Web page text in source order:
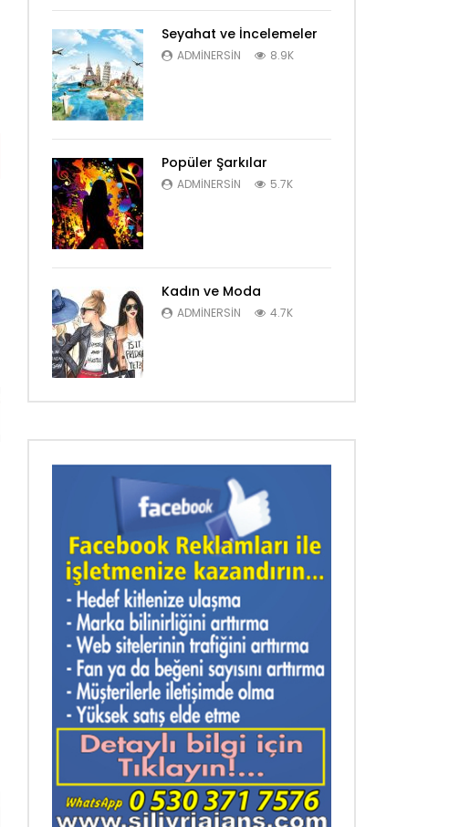
Seyahat ve İncelemeler
ADMINERSIN 8.9K
Popüler Şarkılar
ADMINERSIN 5.7K
Kadın ve Moda
ADMINERSIN 4.7K